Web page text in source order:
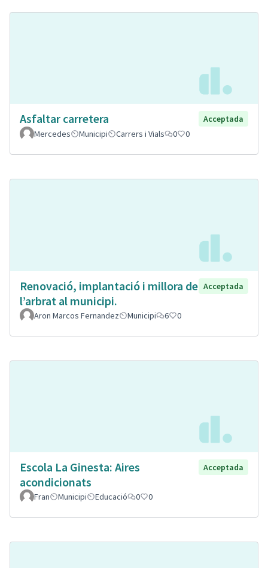
Asfaltar carretera
Acceptada
Mercedes
Municipi Carrers i Vials 0 0
Renovació, implantació i millora de
l’arbrat al municipi.
Acceptada
Aron Marcos Fernandez Municipi 6 0
Escola La Ginesta: Aires
acondicionats
Acceptada
Fran Municipi Educació 0 0